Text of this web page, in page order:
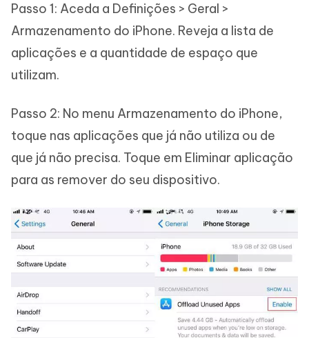
Passo 1: Aceda a Definições > Geral >
Armazenamento do iPhone. Reveja a lista de
aplicações e a quantidade de espaço que
utilizam.
Passo 2: No menu Armazenamento do iPhone,
toque nas aplicações que já não utiliza ou de
que já não precisa. Toque em Eliminar aplicação
para as remover do seu dispositivo.